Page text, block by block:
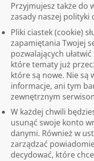
Przyjmujesz także do
zasady naszej
Pliki ciastek (cookie)
zapamiętania Twojej
pozwalających
które tematy już
które są nowe. Nie są
informacje, ani tym
zewnętrznym
W każdej chwili
usunąć swoje konto
danymi. Również w
zarządzać
decydować, które